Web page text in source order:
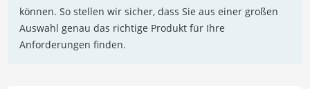
können. So stellen wir sicher, dass Sie aus einer großen
Auswahl genau das richtige Produkt für Ihre
Anforderungen finden.